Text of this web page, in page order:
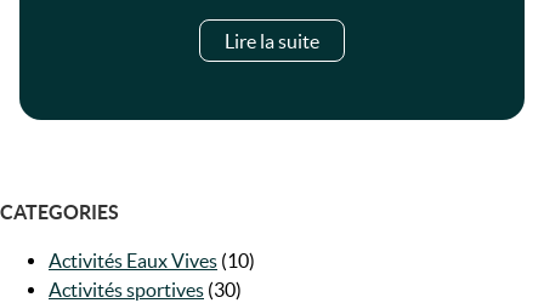
Lire la suite
CATEGORIES
Activités Eaux Vives (10)
Activités sportives (30)